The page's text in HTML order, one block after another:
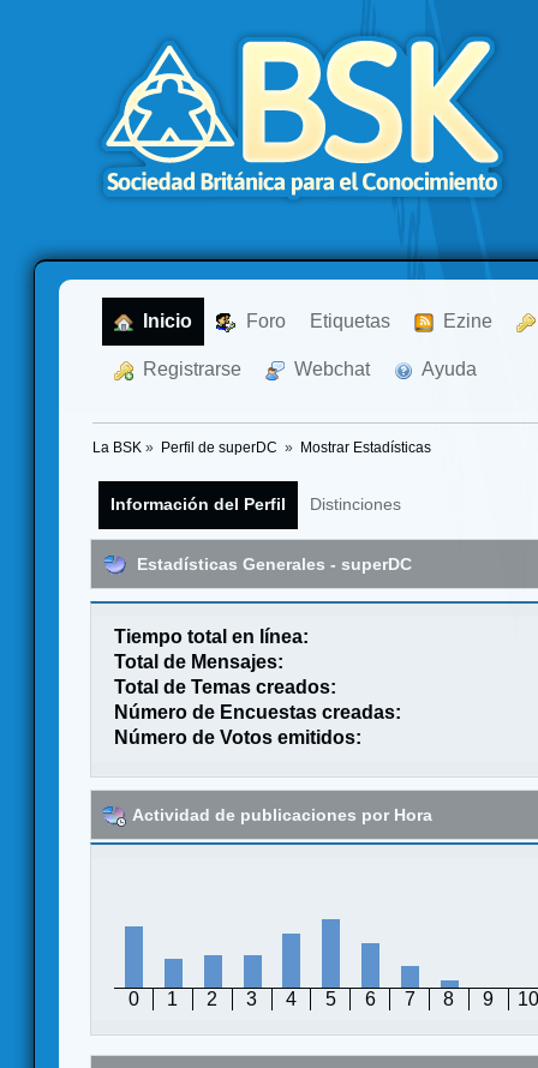
Inicio Foro Etiquetas Ezine
Registrarse Webchat Ayuda
La BSK » Perfil de superDC » Mostrar Estadísticas
Información del Perfil Distinciones
Estadísticas Generales - superDC
Tiempo total en línea:
Total de Mensajes:
Total de Temas creados:
Número de Encuestas creadas:
Número de Votos emitidos:
Actividad de publicaciones por Hora
0 1 2 3 4 5 6 7 8 9 10